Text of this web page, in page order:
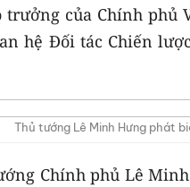
của Chính phủ
hệ Đối tác Chiến
Thủ tướng Lê Minh Hưng phát
Chính phủ Lê